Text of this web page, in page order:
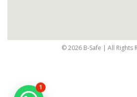
© 2026 B-Safe | All Rights
1